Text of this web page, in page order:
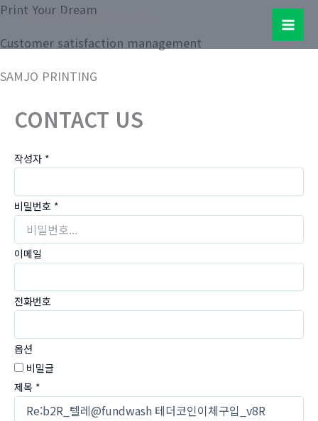
콘
츠
건
Samjo Printing Co. LTD.
Main
Print Your Dream
Customer satisfaction management
SAMJO PRINTING
CONTACT US
작성자 *
비밀번호 *
이메일
전화번호
옵션
비밀글
제목 *